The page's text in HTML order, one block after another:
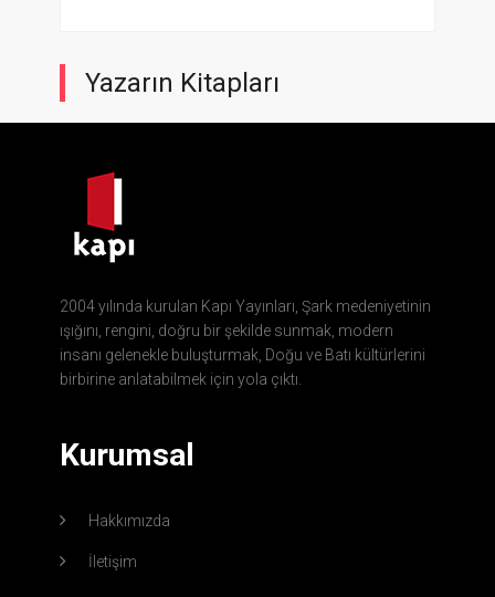
Yazarın Kitapları
2004 yılında kurulan Kapı Yayınları, Şark medeniyetinin
ışığını, rengini, doğru bir şekilde sunmak, modern
insanı gelenekle buluşturmak, Doğu ve Batı kültürlerini
birbirine anlatabilmek için yola çıktı.
Kurumsal
Hakkımızda
İletişim